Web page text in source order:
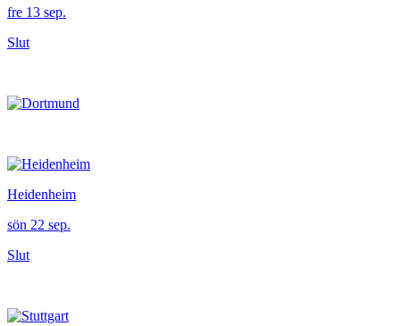
fre 13 sep.
Slut
Heidenheim
sön 22 sep.
Slut